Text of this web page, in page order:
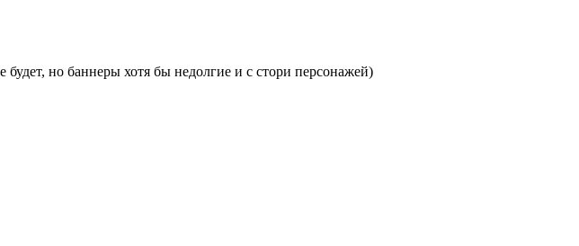
будет, но баннеры хотя бы недолгие и с стори персонажей)